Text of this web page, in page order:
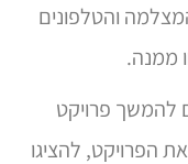
והטלפונים
ממנה.
להמשך פרויקט
הפרויקט, להציגו